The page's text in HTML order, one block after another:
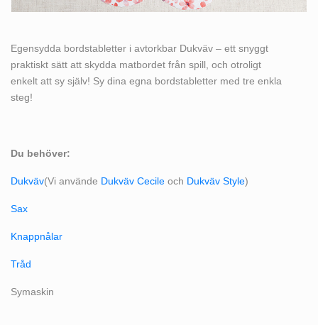
Egensydda bordstabletter i avtorkbar Dukväv – ett snyggt
praktiskt sätt att skydda matbordet från spill, och otroligt
enkelt att sy själv! Sy dina egna bordstabletter med tre enkla
steg!
Du behöver:
Dukväv(Vi använde Dukväv Cecile och Dukväv Style)
Sax
Knappnålar
Tråd
Symaskin